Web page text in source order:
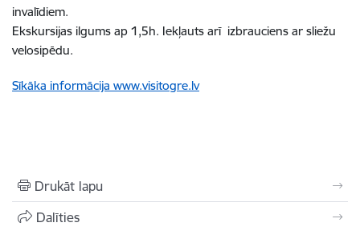
invalīdiem.
Ekskursijas ilgums ap 1,5h. Iekļauts arī izbrauciens ar sliežu
velosipēdu.
Sīkāka informācija www.visitogre.lv
Drukāt lapu
Dalīties